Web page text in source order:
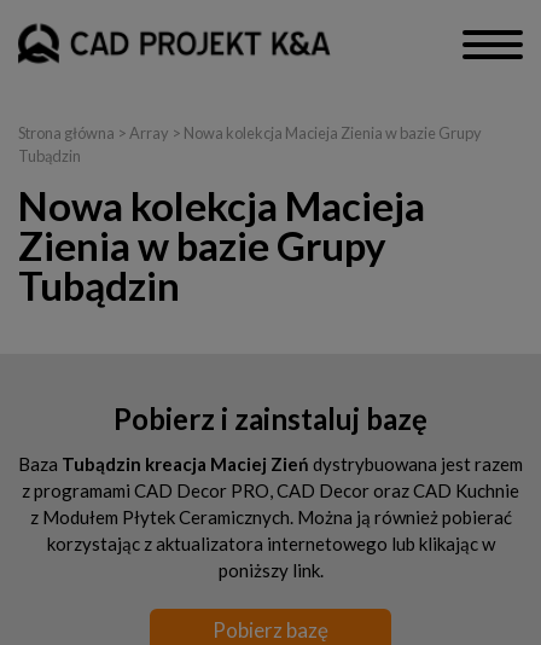
Strona główna > Array > Nowa kolekcja Macieja Zienia w bazie Grupy
Tubądzin
Nowa kolekcja Macieja
Zienia w bazie Grupy
Tubądzin
Pobierz i zainstaluj bazę
Baza Tubądzin kreacja Maciej Zień dystrybuowana jest razem
z programami CAD Decor PRO, CAD Decor oraz CAD Kuchnie
z Modułem Płytek Ceramicznych. Można ją również pobierać
korzystając z aktualizatora internetowego lub klikając w
poniższy link.
Pobierz bazę